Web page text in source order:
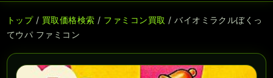
トップ/ 買取価格検索 / ファミコン買取 / バイオミラクルぼくっ
てウパ ファミコン